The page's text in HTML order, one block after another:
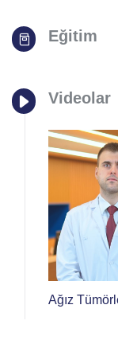
Eğitim
Videolar
Ağız